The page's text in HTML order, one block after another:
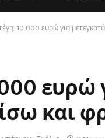
10.000 ευρώ για
ευρώ
και